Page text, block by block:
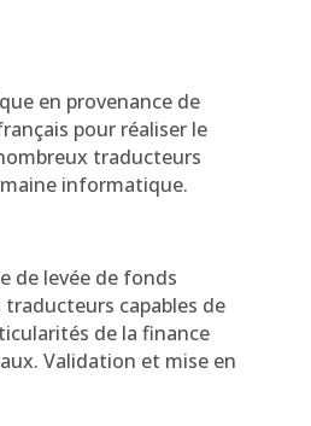
en provenance de
pour réaliser le
traducteurs
informatique.
de levée de fonds
capables de
de la finance
Validation et mise en